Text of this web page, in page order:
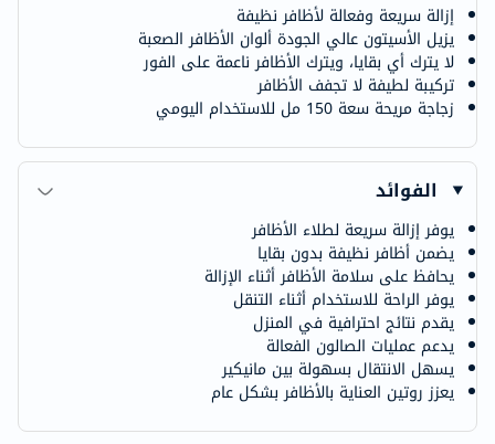
إزالة سريعة وفعالة لأظافر نظيفة
يزيل الأسيتون عالي الجودة ألوان الأظافر الصعبة
لا يترك أي بقايا، ويترك الأظافر ناعمة على الفور
تركيبة لطيفة لا تجفف الأظافر
زجاجة مريحة سعة 150 مل للاستخدام اليومي
الفوائد
يوفر إزالة سريعة لطلاء الأظافر
يضمن أظافر نظيفة بدون بقايا
يحافظ على سلامة الأظافر أثناء الإزالة
يوفر الراحة للاستخدام أثناء التنقل
يقدم نتائج احترافية في المنزل
يدعم عمليات الصالون الفعالة
يسهل الانتقال بسهولة بين مانيكير
يعزز روتين العناية بالأظافر بشكل عام